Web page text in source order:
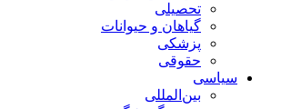
تحصیلی
گیاهان و حیوانات
پزشکی
حقوقی
سیاسی
بین‌المللی